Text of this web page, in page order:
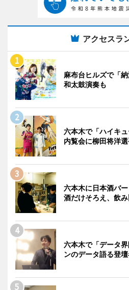
アクセスラ
麻布台ヒルズで「
和太鼓演奏も
六本木で「ハイキ
内覧会に柳田将洋
六本木に日本酒バ
酒だけそろえ、飲
六本木で「データ
ンのデータ語る登